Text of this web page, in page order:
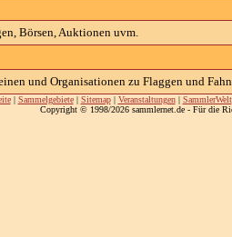
Börsen, Auktionen uvm.
und Organisationen zu Flaggen und
| Sammelgebiete| Sitemap| Veranstaltungen| SammlerWelt
Copyright © 1998/2026 sammlernet.de - Für die